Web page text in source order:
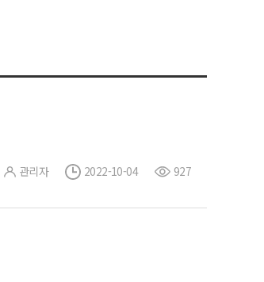
관리자 2022-10-04 927